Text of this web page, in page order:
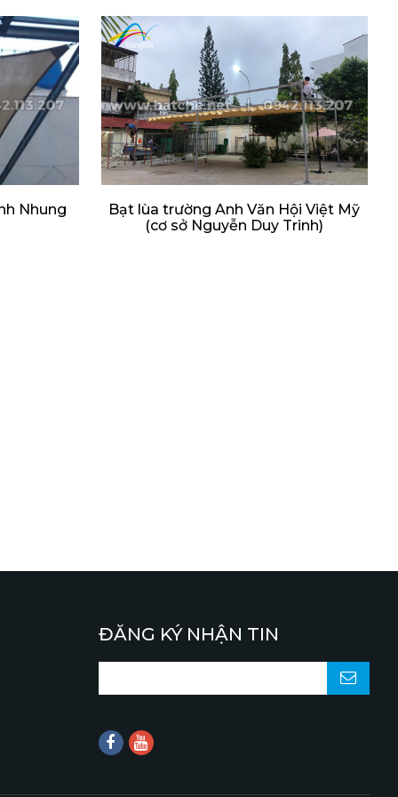
Nhung
Bạt lùa trường Anh Văn Hội Việt Mỹ
(cơ sở Nguyễn Duy Trinh)
ĐĂNG KÝ NHẬN TIN